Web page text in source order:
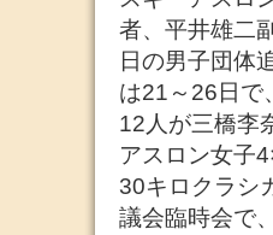
者、平井雄二
日の男子団体
は21～26日で
12人が三橋李
アスロン女子
30キロクラシ
議会臨時会で